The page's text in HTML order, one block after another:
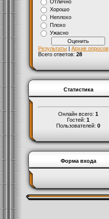
Отлично
Хорошо
Неплохо
Плохо
Ужасно
Результаты | Архив опросов
Всего ответов: 28
Статистика
Онлайн всего: 1
Гостей: 1
Пользователей: 0
Форма входа